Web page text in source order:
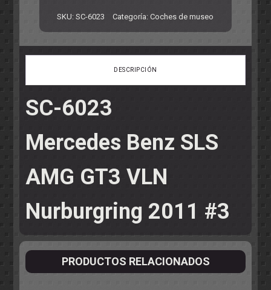
SKU:SC-6023 Categoría:Coches de museo
DESCRIPCIÓN
SC-6023
Mercedes Benz SLS
AMG GT3 VLN
Nurburgring 2011 #3
PRODUCTOS RELACIONADOS